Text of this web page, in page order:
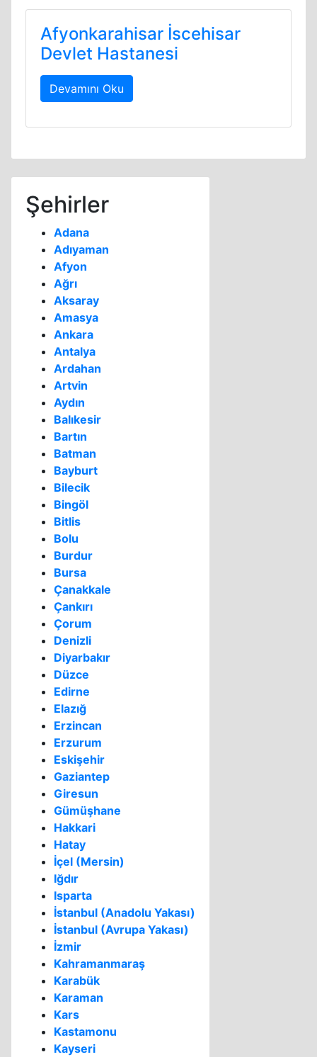
Afyonkarahisar İscehisar
Devlet Hastanesi
Devamını Oku
Şehirler
Adana
Adıyaman
Afyon
Ağrı
Aksaray
Amasya
Ankara
Antalya
Ardahan
Artvin
Aydın
Balıkesir
Bartın
Batman
Bayburt
Bilecik
Bingöl
Bitlis
Bolu
Burdur
Bursa
Çanakkale
Çankırı
Çorum
Denizli
Diyarbakır
Düzce
Edirne
Elazığ
Erzincan
Erzurum
Eskişehir
Gaziantep
Giresun
Gümüşhane
Hakkari
Hatay
İçel (Mersin)
Iğdır
Isparta
İstanbul (Anadolu Yakası)
İstanbul (Avrupa Yakası)
İzmir
Kahramanmaraş
Karabük
Karaman
Kars
Kastamonu
Kayseri